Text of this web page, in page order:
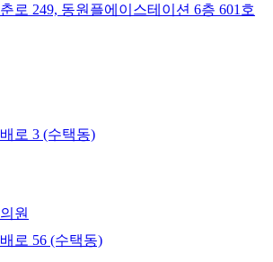
로 249, 동원플에이스테이션 6층 601호
로 3 (수택동)
원
로 56 (수택동)